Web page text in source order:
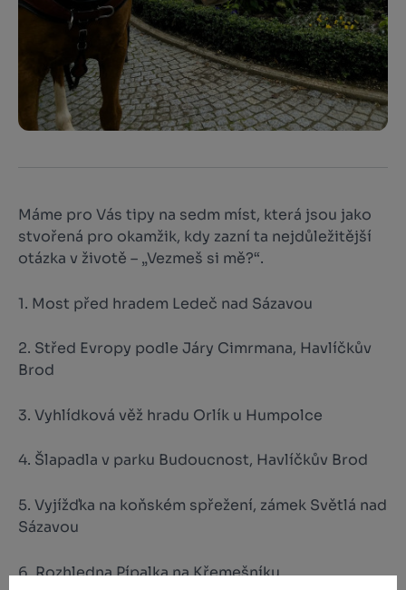
Máme pro Vás tipy na sedm míst, která jsou jako
stvořená pro okamžik, kdy zazní ta nejdůležitější
otázka v životě – „Vezmeš si mě?“.
1. Most před hradem Ledeč nad Sázavou
2. Střed Evropy podle Járy Cimrmana, Havlíčkův
Brod
3. Vyhlídková věž hradu Orlík u Humpolce
4. Šlapadla v parku Budoucnost, Havlíčkův Brod
5. Vyjížďka na koňském spřežení, zámek Světlá nad
Sázavou
6. Rozhledna Pípalka na Křemešníku